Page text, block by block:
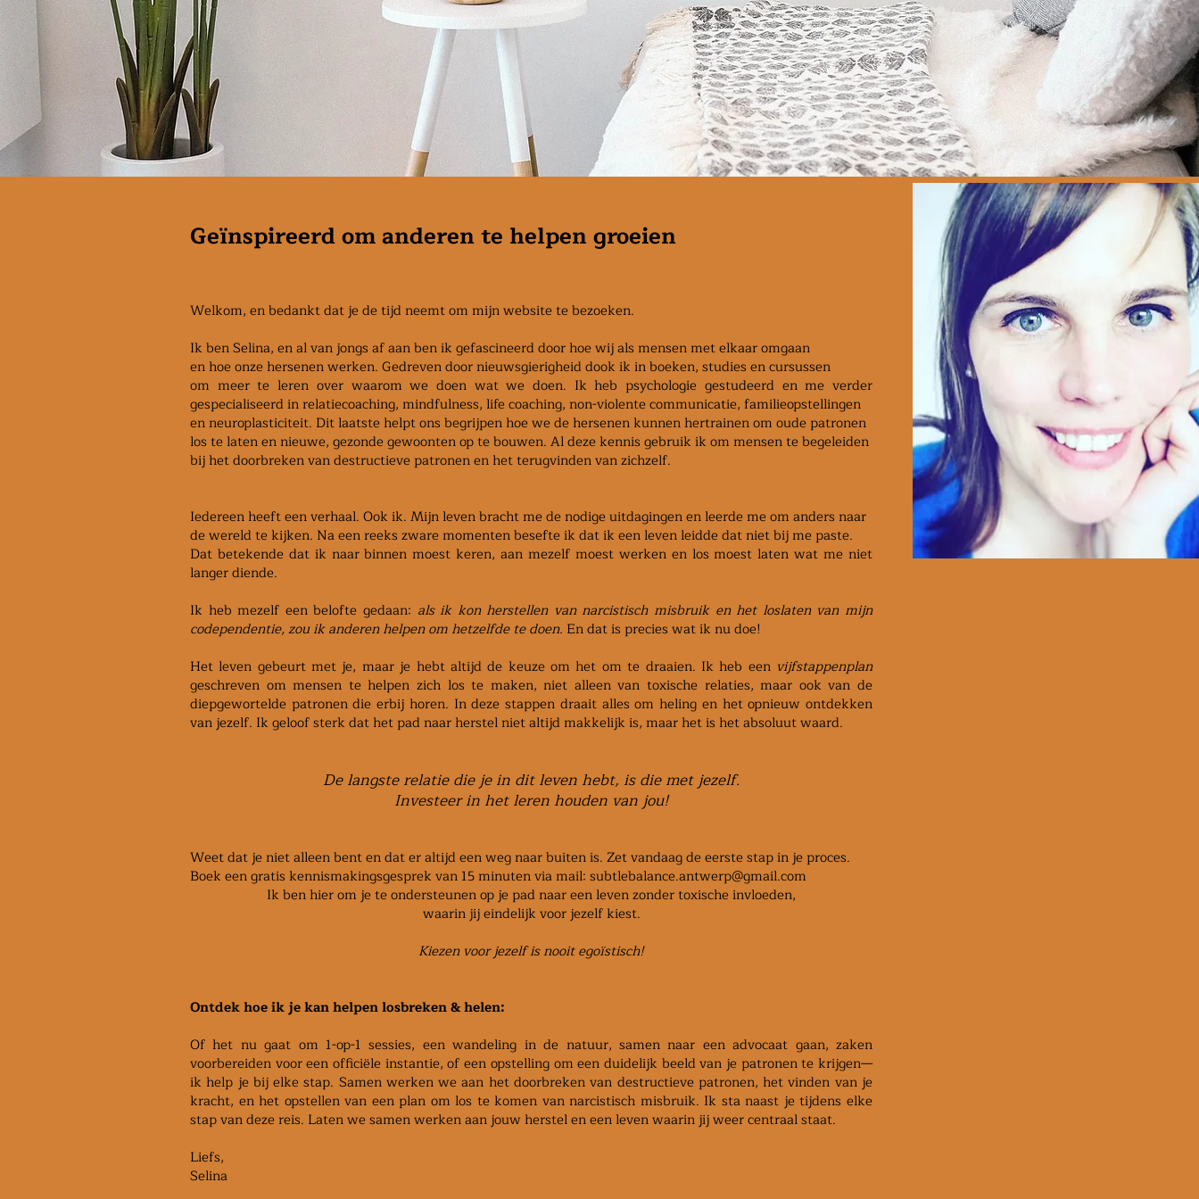
Geïnspireerd om anderen te helpen groeien
Welkom, en bedankt dat je de tijd neemt om mijn website te bezoeken.
Ik ben Selina, en al van jongs af aan ben ik gefascineerd door hoe wij als mensen met elkaar omgaan
en hoe onze hersenen werken. Gedreven door nieuwsgierigheid dook ik in boeken, studies en cursussen
om meer te leren over waarom we doen wat we doen. Ik heb psychologie gestudeerd en me verder
gespecialiseerd in relatiecoaching, mindfulness, life coaching, non-violente communicatie, familieopstellingen
en neuroplasticiteit. Dit laatste helpt ons begrijpen hoe we de hersenen kunnen hertrainen om oude patronen
los te laten en nieuwe, gezonde gewoonten op te bouwen. Al deze kennis gebruik ik om mensen te begeleiden
bij het doorbreken van destructieve patronen en het terugvinden van zichzelf.
Iedereen heeft een verhaal. Ook ik. Mijn leven bracht me de nodige uitdagingen en leerde me om anders naar
de wereld te kijken. Na een reeks zware momenten besefte ik dat ik een leven leidde dat niet bij me paste.
Dat betekende dat ik naar binnen moest keren, aan mezelf moest werken en los moest laten wat me niet
langer diende.
Ik heb mezelf een belofte gedaan: als ik kon herstellen van narcistisch misbruik en het loslaten van mijn
codependentie, zou ik anderen helpen om hetzelfde te doen. En dat is precies wat ik nu doe!
Het leven gebeurt met je, maar je hebt altijd de keuze om het om te draaien. Ik heb een vijfstappenplan
geschreven om mensen te helpen zich los te maken, niet alleen van toxische relaties, maar ook van de
diepgewortelde patronen die erbij horen. In deze stappen draait alles om heling en het opnieuw ontdekken
van jezelf. Ik geloof sterk dat het pad naar herstel niet altijd makkelijk is, maar het is het absoluut waard.
De langste relatie die je in dit leven hebt, is die met jezelf.
Investeer in het leren houden van jou!
Weet dat je niet alleen bent en dat er altijd een weg naar buiten is. Zet vandaag de eerste stap in je proces.
Boek een gratis kennismakingsgesprek van 15 minuten via mail: subtlebalance.antwerp@gmail.com
Ik ben hier om je te ondersteunen op je pad naar een leven zonder toxische invloeden,
waarin jij eindelijk voor jezelf kiest.
Kiezen voor jezelf is nooit egoïstisch!
Ontdek hoe ik je kan helpen losbreken & helen:
Of het nu gaat om 1-op-1 sessies, een wandeling in de natuur, samen naar een advocaat gaan, zaken
voorbereiden voor een officiële instantie, of een opstelling om een duidelijk beeld van je patronen te krijgen—
ik help je bij elke stap. Samen werken we aan het doorbreken van destructieve patronen, het vinden van je
kracht, en het opstellen van een plan om los te komen van narcistisch misbruik. Ik sta naast je tijdens elke
stap van deze reis. Laten we samen werken aan jouw herstel en een leven waarin jij weer centraal staat.
Liefs,
Selina